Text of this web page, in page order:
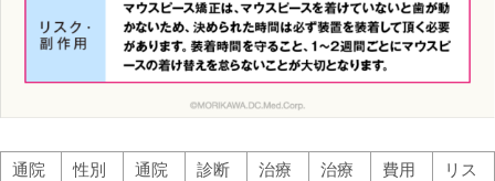
通院
性別
通院
診断
治療
治療
費用
リス